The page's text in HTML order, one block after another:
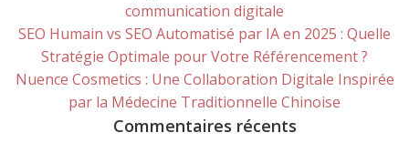
communication digitale
SEO Humain vs SEO Automatisé par IA en 2025 : Quelle
Stratégie Optimale pour Votre Référencement ?
Nuence Cosmetics : Une Collaboration Digitale Inspirée
par la Médecine Traditionnelle Chinoise
Commentaires récents